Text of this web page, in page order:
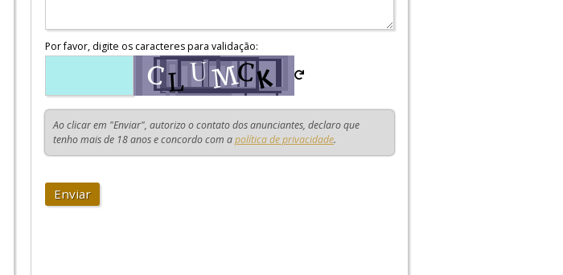
Por favor, digite os caracteres para validação:
Ao clicar em "Enviar", autorizo o contato dos anunciantes, declaro que
tenho mais de 18 anos e concordo com apolítica de privacidade.
Enviar